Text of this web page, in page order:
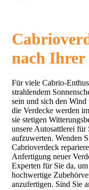
nach Ihrer
Für viele Cabrio-
strahlendem
sein und sich den
die Verdecke werden
sie stetigen
unsere Autosattlerei
aufzuwerten. Wenden
Cabrioverdeck
Anfertigung neuer
Experten für Sie da,
hochwertige
anzufertigen. Sind Sie